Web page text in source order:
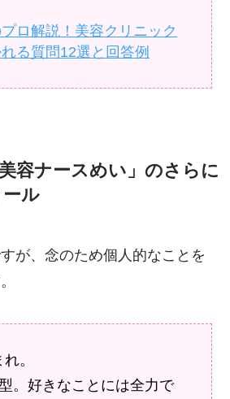
ロ解説！美容クリニック
る質問12選と回答例
容ナースめい」のさらに
ル
が、念のため個人的なことを
。
。好きなことには全力で